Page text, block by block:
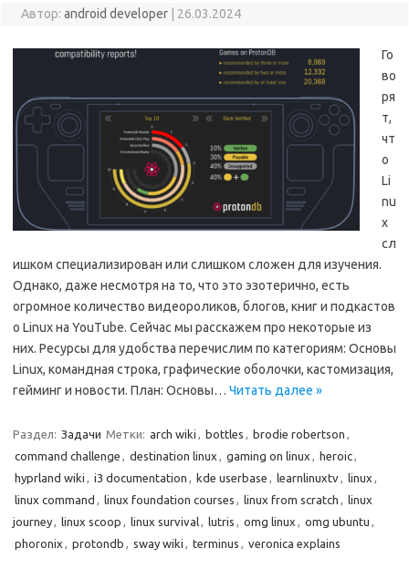
Автор: android developer 26.03.2024
Го
во
ря
т,
чт
о
Li
nu
x
сл
ишком специализирован или слишком сложен для изучения.
Однако, даже несмотря на то, что это эзотерично, есть
огромное количество видеороликов, блогов, книг и подкастов
о Linux на YouTube. Сейчас мы расскажем про некоторые из
них. Ресурсы для удобства перечислим по категориям: Основы
Linux, командная строка, графические оболочки, кастомизация,
гейминг и новости. План: Основы… Читать далее »
Раздел: Задачи Метки: arch wiki , bottles , brodie robertson ,
command challenge , destination linux , gaming on linux , heroic,
hyprland wiki , i3 documentation , kde userbase , learnlinuxtv, linux ,
linux command , linux foundation courses , linux from scratch , linux
journey, linux scoop , linux survival, lutris , omg linux , omg ubuntu ,
phoronix , protondb , sway wiki , terminus , veronica explains